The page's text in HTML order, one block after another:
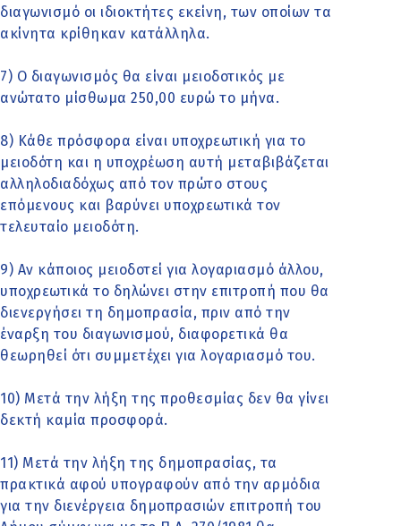
διαγωνισμό οι ιδιοκτήτες εκείνη, των οποίων τα
ακίνητα κρίθηκαν κατάλληλα.
7) Ο διαγωνισμός θα είναι μειοδοτικός με
ανώτατο μίσθωμα 250,00 ευρώ το μήνα.
8) Κάθε πρόσφορα είναι υποχρεωτική για το
μειοδότη και η υποχρέωση αυτή μεταβιβάζεται
αλληλοδιαδόχως από τον πρώτο στους
επόμενους και βαρύνει υποχρεωτικά τον
τελευταίο μειοδότη.
9) Αν κάποιος μειοδοτεί για λογαριασμό άλλου,
υποχρεωτικά το δηλώνει στην επιτροπή που θα
διενεργήσει τη δημοπρασία, πριν από την
έναρξη του διαγωνισμού, διαφορετικά θα
θεωρηθεί ότι συμμετέχει για λογαριασμό του.
10) Μετά την λήξη της προθεσμίας δεν θα γίνει
δεκτή καμία προσφορά.
11) Μετά την λήξη της δημοπρασίας, τα
πρακτικά αφού υπογραφούν από την αρμόδια
για την διενέργεια δημοπρασιών επιτροπή του